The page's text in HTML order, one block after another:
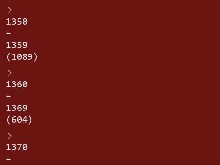
1350
–
1359
(1089)
1360
–
1369
(604)
1370
–